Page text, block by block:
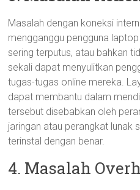
Masalah dengan koneksi
mengganggu pengguna
sering terputus, atau bahkan
sekali dapat menyulitkan
tugas-tugas online mereka.
dapat membantu dalam
tersebut disebabkan oleh
jaringan atau perangkat lunak
terinstal dengan benar.
4. Masalah